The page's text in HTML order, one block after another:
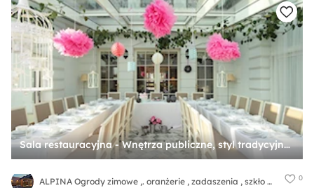
Sala restauracyjna - Wnętrza publiczne, styl tradycyjny - zdjęcie od ALPINA Ogrody zimowe ,. oranżerie, zadaszenia, szkło architektoniczne
ALPINA Ogrody zimowe ,. oranżerie , zadaszenia , szkło architektoniczne 0